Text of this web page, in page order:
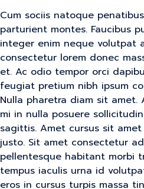
Cum sociis natoque
parturient montes. Faucibus
integer enim neque volutpat
consectetur lorem donec
et. Ac odio tempor orci
feugiat pretium nibh ipsum
Nulla pharetra diam sit amet.
mi in nulla posuere
sagittis. Amet cursus sit
justo. Sit amet consectetur
pellentesque habitant morbi
tempus iaculis urna id
eros in cursus turpis massa